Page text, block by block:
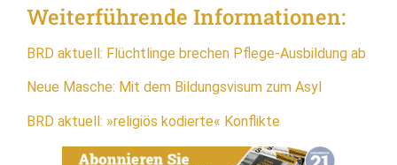
Weiterführende Informationen:
BRD aktuell: Flüchtlinge brechen Pflege-Ausbildung ab
Neue Masche: Mit dem Bildungsvisum zum Asyl
BRD aktuell: »religiös kodierte« Konflikte